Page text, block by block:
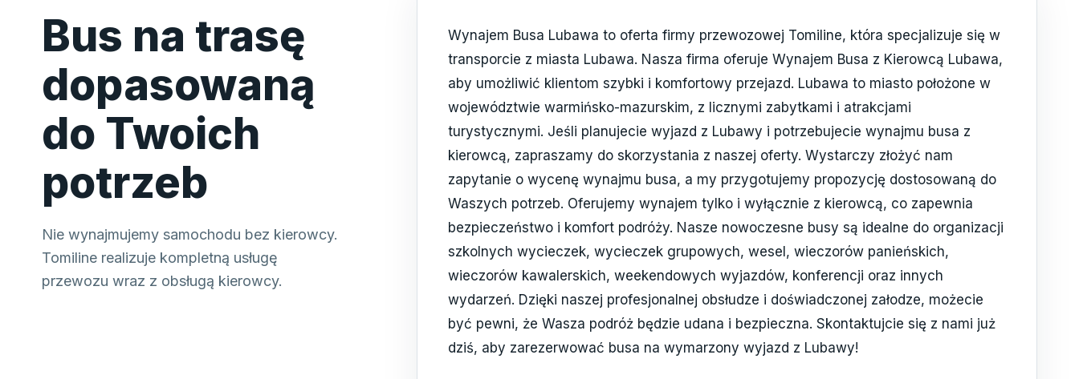
Bus na trasę
dopasowaną
do Twoich
potrzeb
Nie wynajmujemy samochodu bez kierowcy.
Tomiline realizuje kompletną usługę
przewozu wraz z obsługą kierowcy.
Wynajem Busa Lubawa to oferta firmy przewozowej Tomiline, która specjalizuje się w
transporcie z miasta Lubawa. Nasza firma oferuje Wynajem Busa z Kierowcą Lubawa,
aby umożliwić klientom szybki i komfortowy przejazd. Lubawa to miasto położone w
województwie warmińsko-mazurskim, z licznymi zabytkami i atrakcjami
turystycznymi. Jeśli planujecie wyjazd z Lubawy i potrzebujecie wynajmu busa z
kierowcą, zapraszamy do skorzystania z naszej oferty. Wystarczy złożyć nam
zapytanie o wycenę wynajmu busa, a my przygotujemy propozycję dostosowaną do
Waszych potrzeb. Oferujemy wynajem tylko i wyłącznie z kierowcą, co zapewnia
bezpieczeństwo i komfort podróży. Nasze nowoczesne busy są idealne do organizacji
szkolnych wycieczek, wycieczek grupowych, wesel, wieczorów panieńskich,
wieczorów kawalerskich, weekendowych wyjazdów, konferencji oraz innych
wydarzeń. Dzięki naszej profesjonalnej obsłudze i doświadczonej załodze, możecie
być pewni, że Wasza podróż będzie udana i bezpieczna. Skontaktujcie się z nami już
dziś, aby zarezerwować busa na wymarzony wyjazd z Lubawy!